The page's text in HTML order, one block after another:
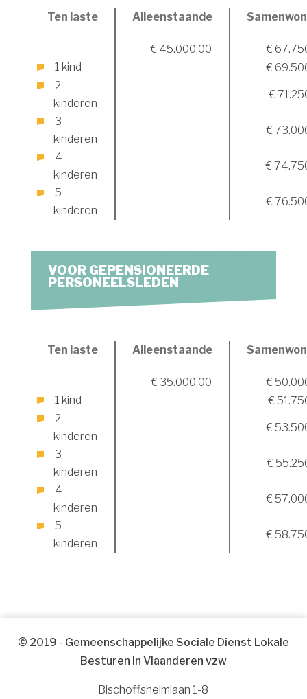
Ten laste Alleenstaande
€ 45.000,00
€
1 kind
€
2
kinderen
€
3
kinderen
€
4
kinderen
€
5
kinderen
€
VOOR GEPENSIONEERDE
PERSONEELSLEDEN
Ten laste Alleenstaande
€ 35.000,00
€
1 kind
€
2
kinderen
€
3
kinderen
€
4
kinderen
€
5
kinderen
€
© 2019 - Gemeenschappelijke Sociale Dienst Lokale
Besturen in Vlaanderen vzw
Bischoffsheimlaan 1-8